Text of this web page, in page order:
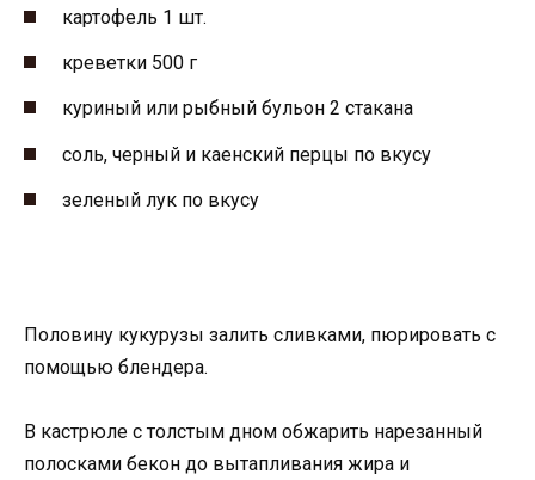
картофель 1 шт.
креветки 500 г
куриный или рыбный бульон 2 стакана
соль, черный и каенский перцы по вкусу
зеленый лук по вкусу
Половину кукурузы залить сливками, пюрировать с
помощью блендера.
В кастрюле с толстым дном обжарить нарезанный
полосками бекон до вытапливания жира и